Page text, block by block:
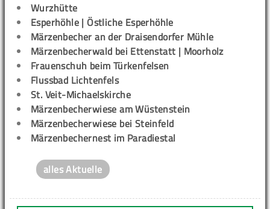
Wurzhütte
Esperhöhle | Östliche Esperhöhle
Märzenbecher an der Draisendorfer Mühle
Märzenbecherwald bei Ettenstatt | Moorholz
Frauenschuh beim Türkenfelsen
Flussbad Lichtenfels
St. Veit-Michaelskirche
Märzenbecherwiese am Wüstenstein
Märzenbecherwiese bei Steinfeld
Märzenbechernest im Paradiestal
alles Aktuelle